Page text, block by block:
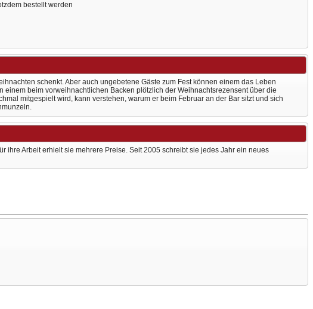
bestellt werden
schenkt. Aber auch ungebetene Gäste zum Fest können einem das Leben
beim vorweihnachtlichen Backen plötzlich der Weihnachtsrezensent über die
mitgespielt wird, kann verstehen, warum er beim Februar an der Bar sitzt und sich
ihre Arbeit erhielt sie mehrere Preise. Seit 2005 schreibt sie jedes Jahr ein neues